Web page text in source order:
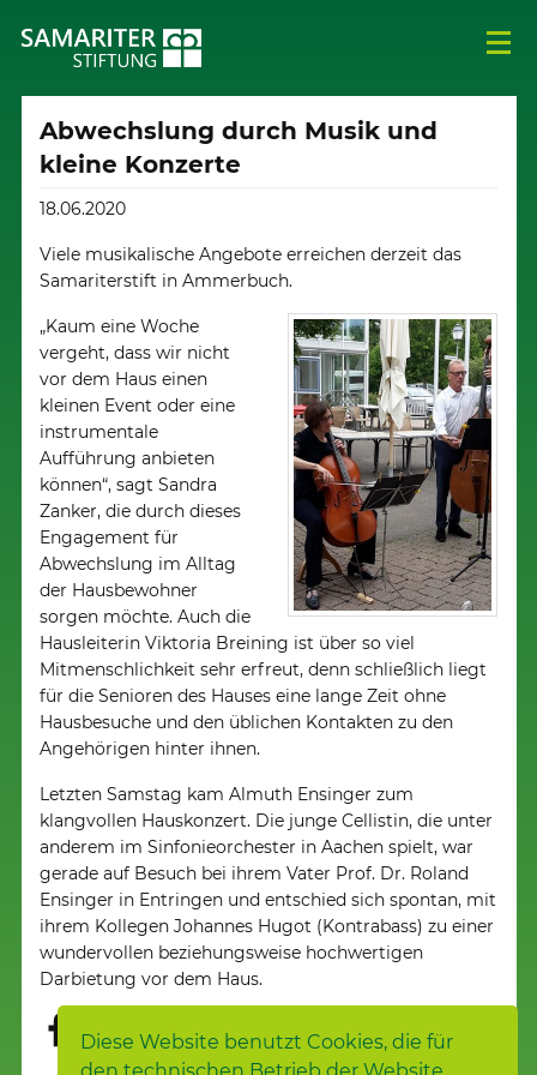
Diese Website benutzt Cookies, die für
Abwechslung durch Musik und
kleine Konzerte
18.06.2020
Viele musikalische Angebote erreichen derzeit das
Samariterstift in Ammerbuch.
„Kaum eine Woche
vergeht, dass wir nicht
vor dem Haus einen
kleinen Event oder eine
instrumentale
Aufführung anbieten
können“, sagt Sandra
Zanker, die durch dieses
Engagement für
Abwechslung im Alltag
der Hausbewohner
sorgen möchte. Auch die
Hausleiterin Viktoria Breining ist über so viel
Mitmenschlichkeit sehr erfreut, denn schließlich liegt
für die Senioren des Hauses eine lange Zeit ohne
Hausbesuche und den üblichen Kontakten zu den
Angehörigen hinter ihnen.
Letzten Samstag kam Almuth Ensinger zum
klangvollen Hauskonzert. Die junge Cellistin, die unter
anderem im Sinfonieorchester in Aachen spielt, war
gerade auf Besuch bei ihrem Vater Prof. Dr. Roland
Ensinger in Entringen und entschied sich spontan, mit
ihrem Kollegen Johannes Hugot (Kontrabass) zu einer
wundervollen beziehungsweise hochwertigen
Darbietung vor dem Haus.